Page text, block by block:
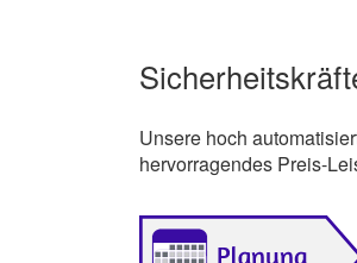
Unsere hoch
hervorragendes Preis-